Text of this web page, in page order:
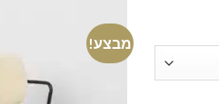
מבצע!